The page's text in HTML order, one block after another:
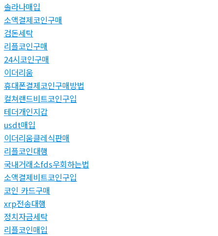
솔라나매입
소액결제코인구매
검돈세탁
리플코인구매
24시코인구매
이더리움
휴대폰결제코인구매방법
컬쳐랜드비트코인구입
테더개인지갑
usdt매입
이더리움클레식판매
리플코인대행
국내거래소fds우회하는법
소액결제비트코인구입
코인 카드구매
xrp전송대행
정치자금세탁
리플코인매입